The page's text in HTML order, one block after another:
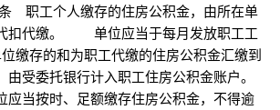
工个人缴存的住房公积金，由所在单
扣代缴。 单位应当于每月发放职工工
缴存的和为职工代缴的住房公积金汇缴到
受委托银行计入职工住房公积金账户。
按时、足额缴存住房公积金，不得逾